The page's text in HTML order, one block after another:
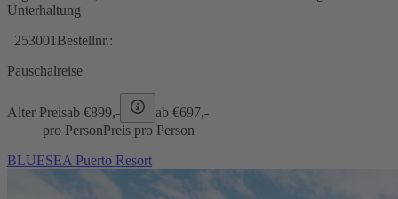
Unterhaltung
253001 Bestellnr.:
Pauschalreise
Alter Preisab €899,- ab €697,-
pro PersonPreis pro Person
BLUESEA Puerto Resort